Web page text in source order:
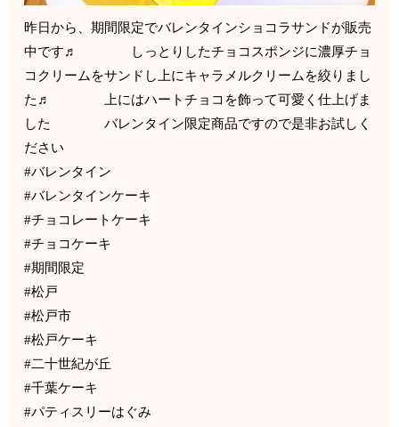
昨日から、期間限定でバレンタインショコラサンドが販売
中です♬ しっとりしたチョコスポンジに濃厚チョ
コクリームをサンドし上にキャラメルクリームを絞りまし
た♬ 上にはハートチョコを飾って可愛く仕上げま
した バレンタイン限定商品ですので是非お試しく
ださい
#バレンタイン
#バレンタインケーキ
#チョコレートケーキ
#チョコケーキ
#期間限定
#松戸
#松戸市
#松戸ケーキ
#二十世紀が丘
#千葉ケーキ
#パティスリーはぐみ